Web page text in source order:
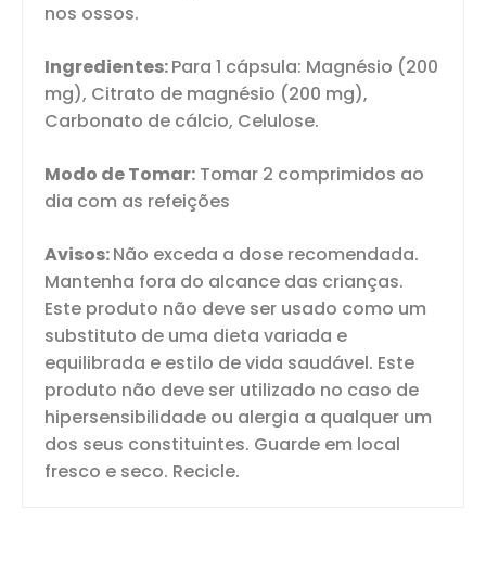
nos ossos.
Ingredientes:Para 1 cápsula: Magnésio (200
mg), Citrato de magnésio (200 mg),
Carbonato de cálcio, Celulose.
Modo de Tomar: Tomar 2 comprimidos ao
dia com as refeições
Avisos:Não exceda a dose recomendada.
Mantenha fora do alcance das crianças.
Este produto não deve ser usado como um
substituto de uma dieta variada e
equilibrada e estilo de vida saudável. Este
produto não deve ser utilizado no caso de
hipersensibilidade ou alergia a qualquer um
dos seus constituintes. Guarde em local
fresco e seco. Recicle.